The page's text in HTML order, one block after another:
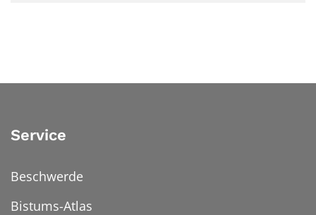
Service
Beschwerde
Bistums-Atlas